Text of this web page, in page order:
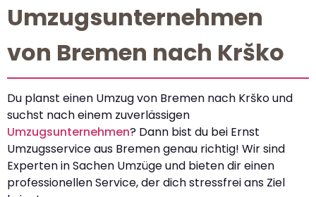
Umzugsunternehmen
von Bremen nach Krško
Du planst einen Umzug von Bremen nach Krško und
suchst nach einem zuverlässigen
Umzugsunternehmen? Dann bist du bei Ernst
Umzugsservice aus Bremen genau richtig! Wir sind
Experten in Sachen Umzüge und bieten dir einen
professionellen Service, der dich stressfrei ans Ziel